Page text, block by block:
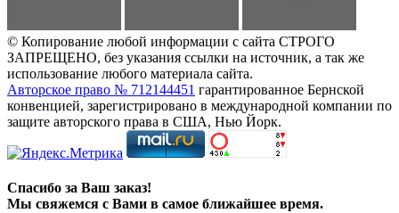
© Копирование любой информации с сайта СТРОГО
ЗАПРЕЩЕНО, без указания ссылки на источник, а так же
использование любого материала сайта.
Авторское право № 712144451 гарантированное Бернской
конвенцией, зарегистрировано в международной компании по
защите авторского права в США, Нью Йорк.
Спасибо за Ваш заказ!
Мы свяжемся с Вами в самое ближайшее время.